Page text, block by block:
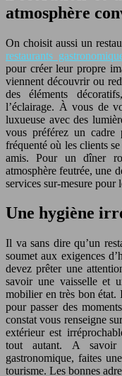
atmosphère
On choisit aussi un
restaurants
pour créer leur propre
viennent découvrir ou
des éléments
l’éclairage. À vous de
luxueuse avec des
vous préférez un cadre
fréquenté où les clients
amis. Pour un dîner
atmosphère feutrée, une
services sur-mesure pour
Une hygiène
Il va sans dire qu’un
soumet aux exigences
devez prêter une
savoir une vaisselle et
mobilier en très bon état.
pour passer des
constat vous renseigne
extérieur est
tout autant. A
gastronomique, faites
tourisme. Les bonnes